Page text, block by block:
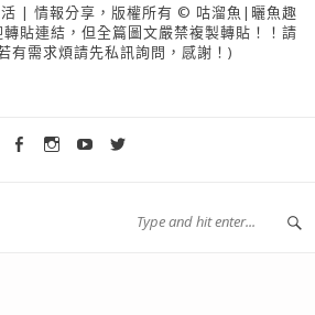
| 情報分享，版權所有 © 咕溜魚|曬魚趣
貼連結，但全篇圖文嚴禁複製轉貼！！請
有需求煩請先私訊詢問，感謝！)